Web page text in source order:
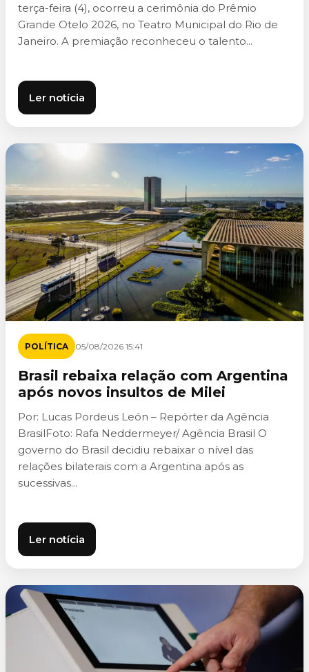
terça-feira (4), ocorreu a cerimônia do Prêmio
Grande Otelo 2026, no Teatro Municipal do Rio de
Janeiro. A premiação reconheceu o talento...
Ler notícia
POLÍTICA 05/08/2026 15:41
Brasil rebaixa relação com Argentina
após novos insultos de Milei
Por: Lucas Pordeus León – Repórter da Agência
BrasilFoto: Rafa Neddermeyer/ Agência Brasil O
governo do Brasil decidiu rebaixar o nível das
relações bilaterais com a Argentina após as
sucessivas...
Ler notícia